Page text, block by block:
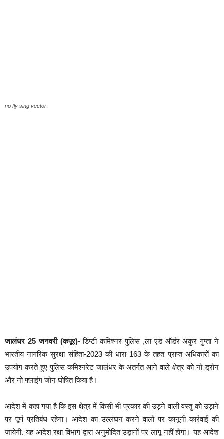
no fly sing vector
जालंधर 25 जनवरी (कपूर)-डिप्टी कमिश्नर पुलिस ,ला एंड ऑर्डर अंकुर गुप्ता ने
भारतीय नागरिक सुरक्षा संहिता-2023 की धारा 163 के तहत प्राप्त अधिकारों का
उपयोग करते हुए पुलिस कमिश्नरेट जालंधर के अंतर्गत आने वाले क्षेत्र को नो ड्रोन
और नो फ्लाइंग जोन घोषित किया है।
आदेश में कहा गया है कि इस क्षेत्र में किसी भी प्रकार की उड़ने वाली वस्तु को उड़ाने
पर पूर्ण प्रतिबंध रहेगा। आदेश का उल्लंघन करने वालों पर कानूनी कार्रवाई की
जायेगी. यह आदेश रक्षा विभाग द्वारा अनुमोदित उड़ानों पर लागू नहीं होगा। यह आदेश